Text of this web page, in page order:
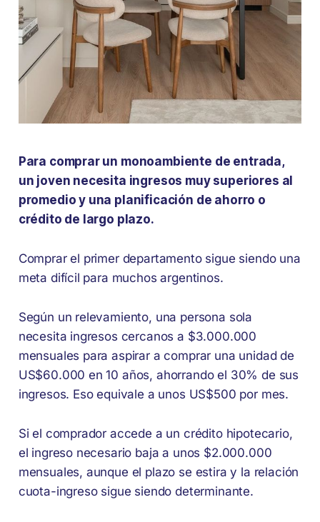
Para comprar un monoambiente de entrada,
un joven necesita ingresos muy superiores al
promedio y una planificación de ahorro o
crédito de largo plazo.
Comprar el primer departamento sigue siendo una
meta difícil para muchos argentinos.
Según un relevamiento, una persona sola
necesita ingresos cercanos a $3.000.000
mensuales para aspirar a comprar una unidad de
US$60.000 en 10 años, ahorrando el 30% de sus
ingresos. Eso equivale a unos US$500 por mes.
Si el comprador accede a un crédito hipotecario,
el ingreso necesario baja a unos $2.000.000
mensuales, aunque el plazo se estira y la relación
cuota-ingreso sigue siendo determinante.